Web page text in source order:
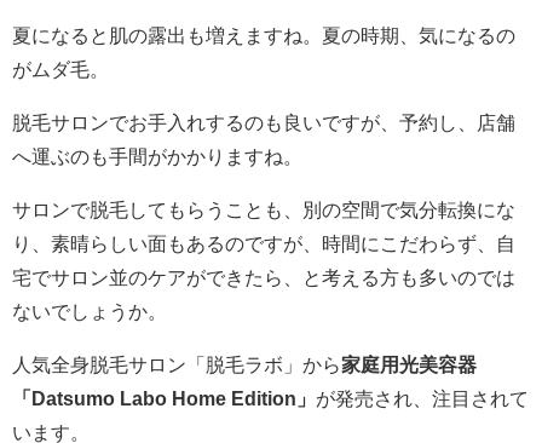
夏になると肌の露出も増えますね。夏の時期、気になるの
がムダ毛。
脱毛サロンでお手入れするのも良いですが、予約し、店舗
へ運ぶのも手間がかかりますね。
サロンで脱毛してもらうことも、別の空間で気分転換にな
り、素晴らしい面もあるのですが、時間にこだわらず、自
宅でサロン並のケアができたら、と考える方も多いのでは
ないでしょうか。
人気全身脱毛サロン「脱毛ラボ」から家庭用光美容器
「Datsumo Labo Home Edition」 が発売され、注目されて
います。